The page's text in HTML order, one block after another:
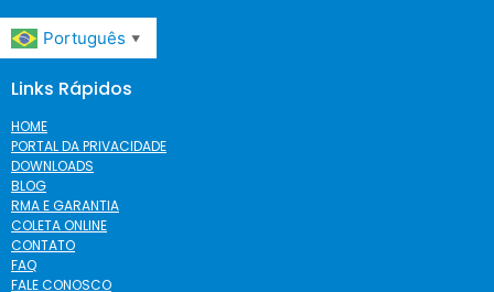
Português ▼
Links Rápidos
HOME
PORTAL DA PRIVACIDADE
DOWNLOADS
BLOG
RMA E GARANTIA
COLETA ONLINE
CONTATO
FAQ
FALE CONOSCO